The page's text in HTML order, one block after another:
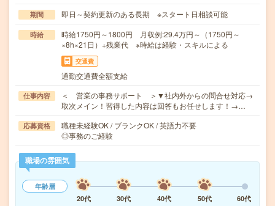
期間 即日～契約更新のある長期 ※スタート日相談可能
時給
時給1750円～1800円 月収例:29.4万円～（1750円～
×8h×21日）+残業代 ※時給は経験・スキルによる
交通費
通勤交通費全額支給
仕事内容
＜ 営業の事務サポート ＞▼社内外からの問合せ対応→
取次メイン！習得した内容は回答もお任せします！→…
応募資格
職種未経験OK / ブランクOK / 英語力不要
◎事務のご経験
職場の雰囲気
年齢層
20代
30代 40代 50代
60代